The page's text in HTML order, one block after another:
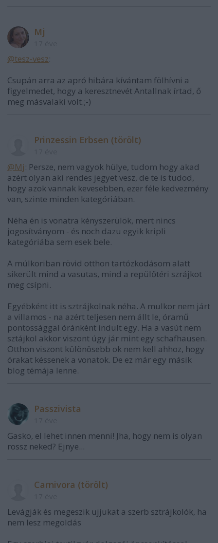
Mj
@tesz-vesz:
Csupán arra az apró hibára kívántam fölhívni a
figyelmedet, hogy a keresztnevét Antallnak írtad, ő
meg másvalaki volt.;-)
Prinzessin Erbsen (törölt)
@Mj: Persze, nem vagyok hülye, tudom hogy akad
azért olyan aki rendes jegyet vesz, de te is tudod,
hogy azok vannak kevesebben, ezer féle kedvezmény
van, szinte minden kategóriában.
Néha én is vonatra kényszerülök, mert nincs
jogosítványom - és noch dazu egyik kripli
kategóriába sem esek bele.
A múlkoriban rövid otthon tartózkodásom alatt
sikerült mind a vasutas, mind a repülőtéri szrájkot
meg csípni.
Egyébként itt is sztrájkolnak néha. A mulkor nem járt
a villamos - na azért teljesen nem állt le, óramű
pontossággal óránként indult egy. Ha a vasút nem
sztájkol akkor viszont úgy jár mint egy schafhausen.
Otthon viszont különösebb ok nem kell ahhoz, hogy
órakat késsenek a vonatok. De ez már egy másik
blog témája lenne.
Passzivista
Gasko, el lehet innen menni! Jha, hogy nem is olyan
rossz neked? Ejnye...
Carnivora (törölt)
Levágják és megeszik ujjukat a szerb sztrájkolók, ha
nem lesz megoldás